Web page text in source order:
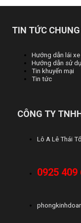
TIN TỨC CHUNG
Hướng dẫn lái
Hướng dẫn sử
Tin khuyến mại
Tin tức
CÔNG TY
Lô A Lê Thái
0925 409